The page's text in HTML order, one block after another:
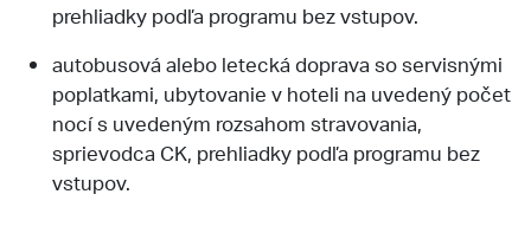
prehliadky podľa programu bez vstupov.
autobusová alebo letecká doprava so servisnými
poplatkami, ubytovanie v hoteli na uvedený počet
nocí s uvedeným rozsahom stravovania,
sprievodca CK, prehliadky podľa programu bez
vstupov.